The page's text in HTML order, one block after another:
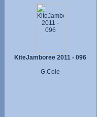
KiteJamboree 2011 - 096
G.Cole